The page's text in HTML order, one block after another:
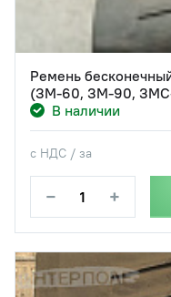
Ремень
(ЗМ-60, ЗМ-90,
В наличии
с НДС / за
− +